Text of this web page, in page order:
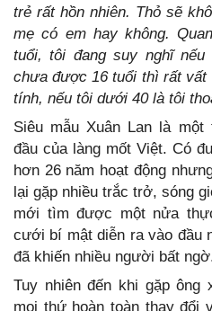
trẻ rất hồn nhiên. Thỏ sẽ
mẹ có em hay không.
tuổi, tôi đang suy nghĩ
chưa được 16 tuổi thì rất vất
tính, nếu tôi dưới 40 là tôi
Siêu mẫu Xuân Lan là
đầu của làng mốt Việt. Có
hơn 26 năm hoạt động
lại gặp nhiều trắc trở, sóng
mới tìm được một nửa
cưới bí mật diễn ra vào đầu
đã khiến nhiều người bất
Tuy nhiên đến khi gặp
mọi thứ hoàn toàn thay đổi